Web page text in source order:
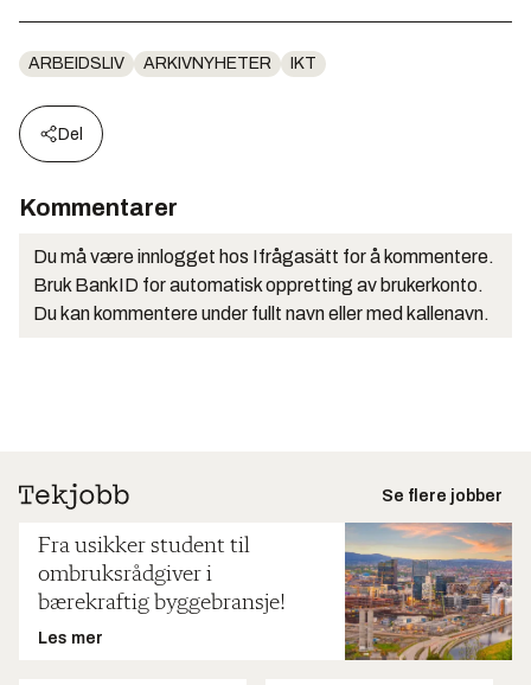
ARBEIDSLIV ARKIVNYHETER IKT
Del
Kommentarer
Du må være innlogget hos Ifrågasätt for å kommentere.
Bruk BankID for automatisk oppretting av brukerkonto.
Du kan kommentere under fullt navn eller med kallenavn.
Se flere jobber
Fra usikker student til
ombruksrådgiver i
bærekraftig byggebransje!
Les mer